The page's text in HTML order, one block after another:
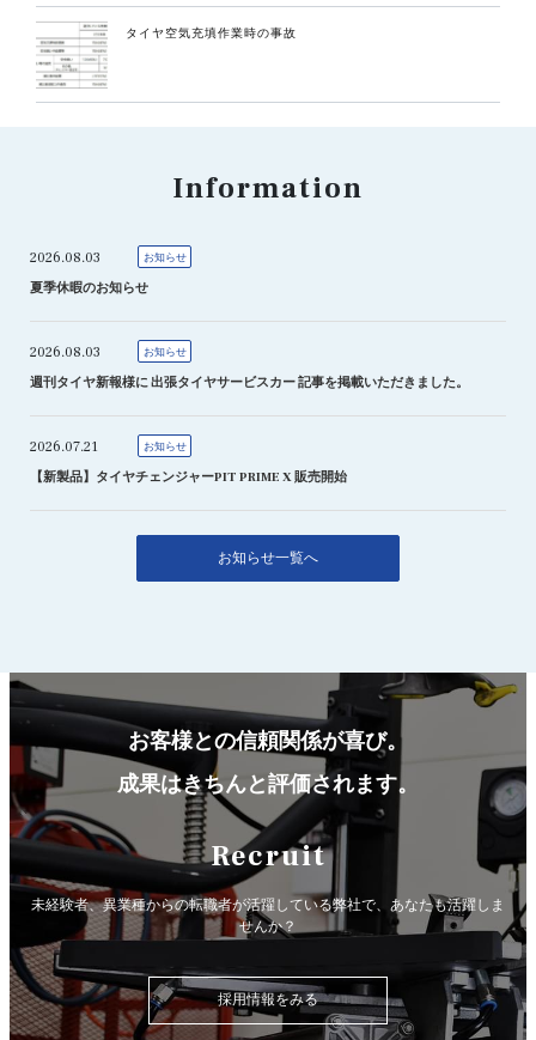
タイヤ空気充填作業時の事故
Information
2026.08.03 お知らせ
夏季休暇のお知らせ
2026.08.03 お知らせ
週刊タイヤ新報様に 出張タイヤサービスカー 記事を掲載いただきました。
2026.07.21 お知らせ
【新製品】タイヤチェンジャーPIT PRIME X 販売開始
お知らせ一覧へ
お客様との信頼関係が喜び。
成果はきちんと評価されます。
Recruit
未経験者、異業種からの転職者が活躍している弊社で、 あなたも活躍しま
せんか？
採用情報をみる